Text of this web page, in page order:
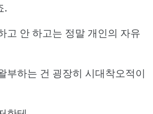
.
고 안 하고는 정말 개인의 자유
부하는 건 굉장히 시대착오적이